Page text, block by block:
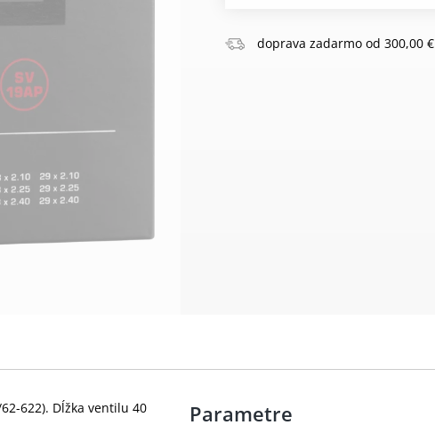
doprava zadarmo od 300,00 €
622). Dĺžka ventilu 40
Parametre